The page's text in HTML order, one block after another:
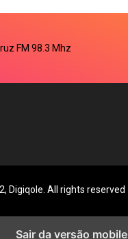
Digiqole. All rights reserved
Sair da versão mobile